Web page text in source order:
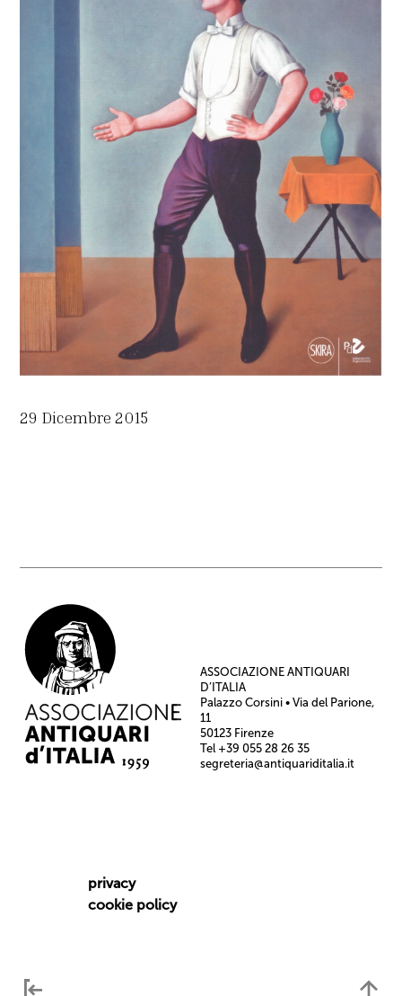
29 Dicembre 2015
ASSOCIAZIONE ANTIQUARI
D’ITALIA
Palazzo Corsini • Via del Parione,
11
50123 Firenze
Tel +39 055 28 26 35
segreteria@antiquariditalia.it
privacy
cookie policy